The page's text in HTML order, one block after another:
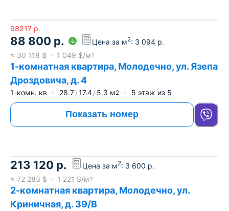
98217 р.
88 800 р. Цена за м2: 3 094 р.
≈ 30 118 $ 1 049 $/м2
1-комнатная квартира, Молодечно, ул. Язепа
Дроздовича, д. 4
1-комн. кв 28.7 17.4 5.3 м2 5 этаж из 5
Показать номер
213 120 р. Цена за м2: 3 600 р.
≈ 72 283 $ 1 221 $/м2
2-комнатная квартира, Молодечно, ул.
Криничная, д. 39/В